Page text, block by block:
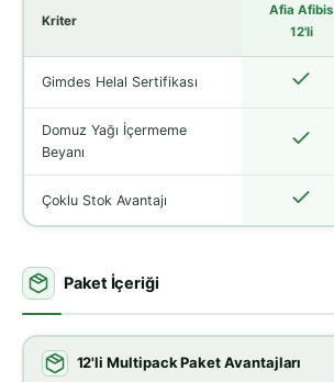
Kriter
Afia Afibis
12'li
Gimdes Helal Sertifikası
Domuz Yağı İçermeme
Beyanı
Çoklu Stok Avantajı
Paket İçeriği
12'li Multipack Paket Avantajları